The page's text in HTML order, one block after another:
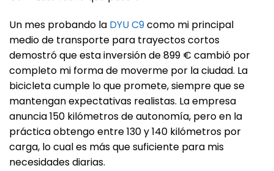
Un mes probando la DYU C9como mi principal
medio de transporte para trayectos cortos
demostró que esta inversión de 899 € cambió por
completo mi forma de moverme por la ciudad. La
bicicleta cumple lo que promete, siempre que se
mantengan expectativas realistas. La empresa
anuncia 150 kilómetros de autonomía, pero en la
práctica obtengo entre 130 y 140 kilómetros por
carga, lo cual es más que suficiente para mis
necesidades diarias.